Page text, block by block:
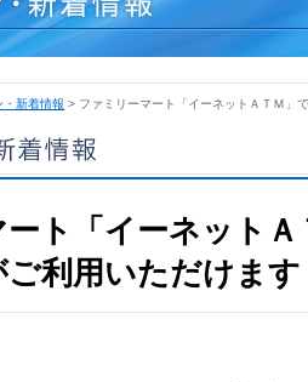
・新着情報 > ファミリーマート「イーネットＡＴＭ」
ト「イーネット
利用いただけます